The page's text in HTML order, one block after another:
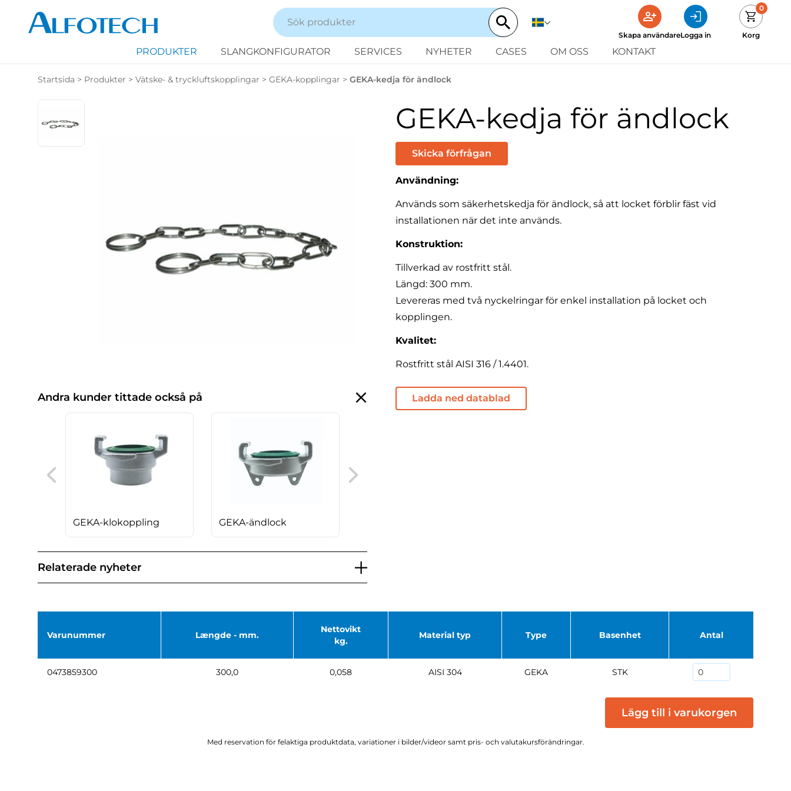
Skapa användareLogga in
0
Korg
PRODUKTER SLANGKONFIGURATOR SERVICES NYHETER CASES OM OSS KONTAKT
Startsida > Produkter > Vätske- & tryckluftskopplingar > GEKA-kopplingar > GEKA-kedja för ändlock
Andra kunder tittade också på
GEKA-klokoppling GEKA-ändlock
Relaterade nyheter
GEKA-kedja för ändlock
Skicka förfrågan
Användning:
Används som säkerhetskedja för ändlock, så att locket förblir fäst vid
installationen när det inte används.
Konstruktion:
Tillverkad av rostfritt stål.
Längd: 300 mm.
Levereras med två nyckelringar för enkel installation på locket och
kopplingen.
Kvalitet:
Rostfritt stål AISI 316 / 1.4401.
Ladda ned datablad
Varunummer Længde - mm.
Nettovikt
kg.
Material typ Type Basenhet Antal
0473859300 300,0 0,058 AISI 304 GEKA STK
Lägg till i varukorgen
Med reservation för felaktiga produktdata, variationer i bilder/videor samt pris- och valutakursförändringar.